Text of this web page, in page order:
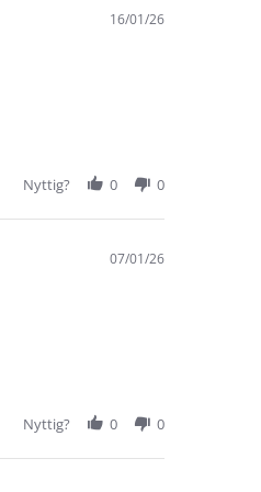
16/01/26
Nyttig? 0 0
07/01/26
Nyttig? 0 0